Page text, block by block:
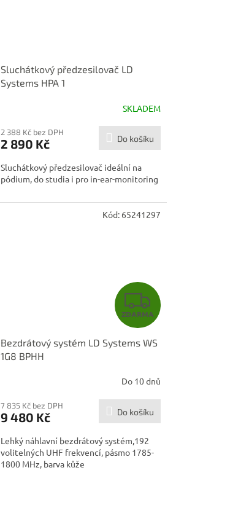
Sluchátkový předzesilovač LD
Systems HPA 1
SKLADEM
2 388 Kč bez DPH
2 890 Kč Do košíku
Sluchátkový předzesilovač ideální na
pódium, do studia i pro in-ear-monitoring
Z
D
A
R
M
A
ZDARMA
Bezdrátový systém LD Systems WS
1G8 BPHH
Do 10 dnů
7 835 Kč bez DPH
9 480 Kč Do košíku
Lehký náhlavní bezdrátový systém,192
volitelných UHF frekvencí, pásmo 1785-
1800 MHz, barva kůže
Kód: 65241297